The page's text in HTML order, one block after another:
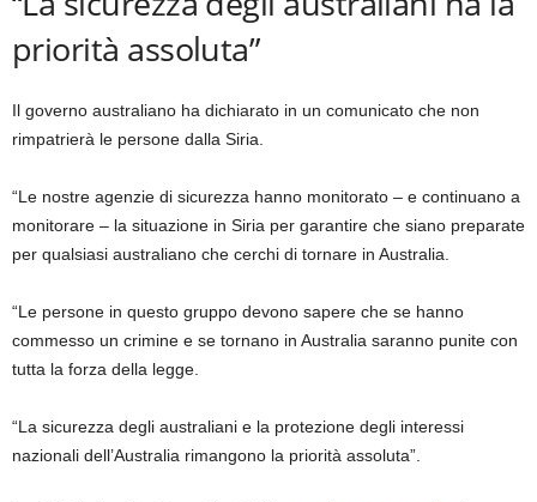
priorità assoluta”
Il governo australiano ha dichiarato in un comunicato che non
rimpatrierà le persone dalla Siria.
“Le nostre agenzie di sicurezza hanno monitorato – e continuano a
monitorare – la situazione in Siria per garantire che siano preparate
per qualsiasi australiano che cerchi di tornare in Australia.
“Le persone in questo gruppo devono sapere che se hanno
commesso un crimine e se tornano in Australia saranno punite con
tutta la forza della legge.
“La sicurezza degli australiani e la protezione degli interessi
nazionali dell’Australia rimangono la priorità assoluta”.